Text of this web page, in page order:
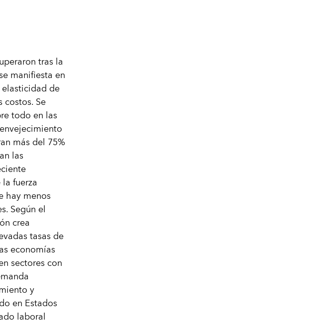
tras la
manifiesta en
de
Se
todo en las
más del 75%
las
fuerza
hay menos
Según el
crea
tasas de
economías
sectores con
y
en Estados
laboral